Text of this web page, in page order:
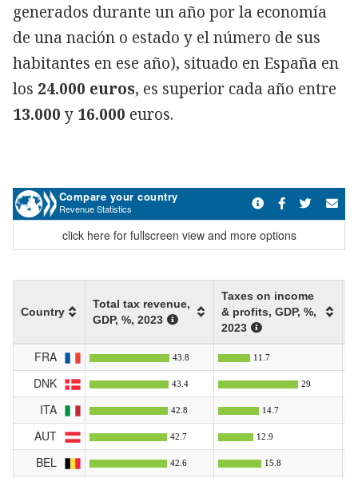
generados durante un año por la economía
de una nación o estado y el número de sus
habitantes en ese año), situado en España en
los 24.000 euros, es superior cada año entre
13.000 y 16.000 euros.